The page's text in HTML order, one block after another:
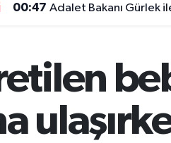
00:47 Adalet Bakanı Gürlek